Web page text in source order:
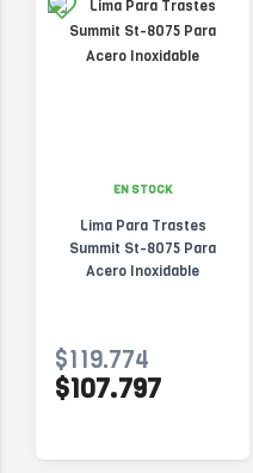
EN STOCK
Lima Para Trastes
Summit St-8075 Para
Acero Inoxidable
$119.774
$107.797